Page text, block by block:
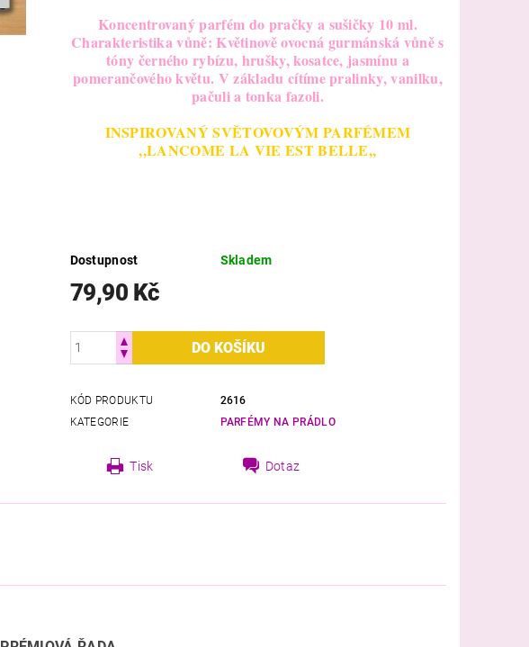
Koncentrovaný parfém do pračky a sušičky 10 ml.
Charakteristika vůně: Květinově ovocná gurmánská vůně s
tóny černého rybízu, hrušky, kosatce, jasmínu a
pomerančového květu. V základu cítíme pralinky, vanilku,
pačuli a tonka fazoli.
INSPIROVANÝ SVĚTOVOVÝM PARFÉMEM
,,LANCOME LA VIE EST BELLE,,
Dostupnost Skladem
79,90 Kč
KÓD PRODUKTU
2616
KATEGORIE
PARFÉMY NA PRÁDLO
Tisk Dotaz